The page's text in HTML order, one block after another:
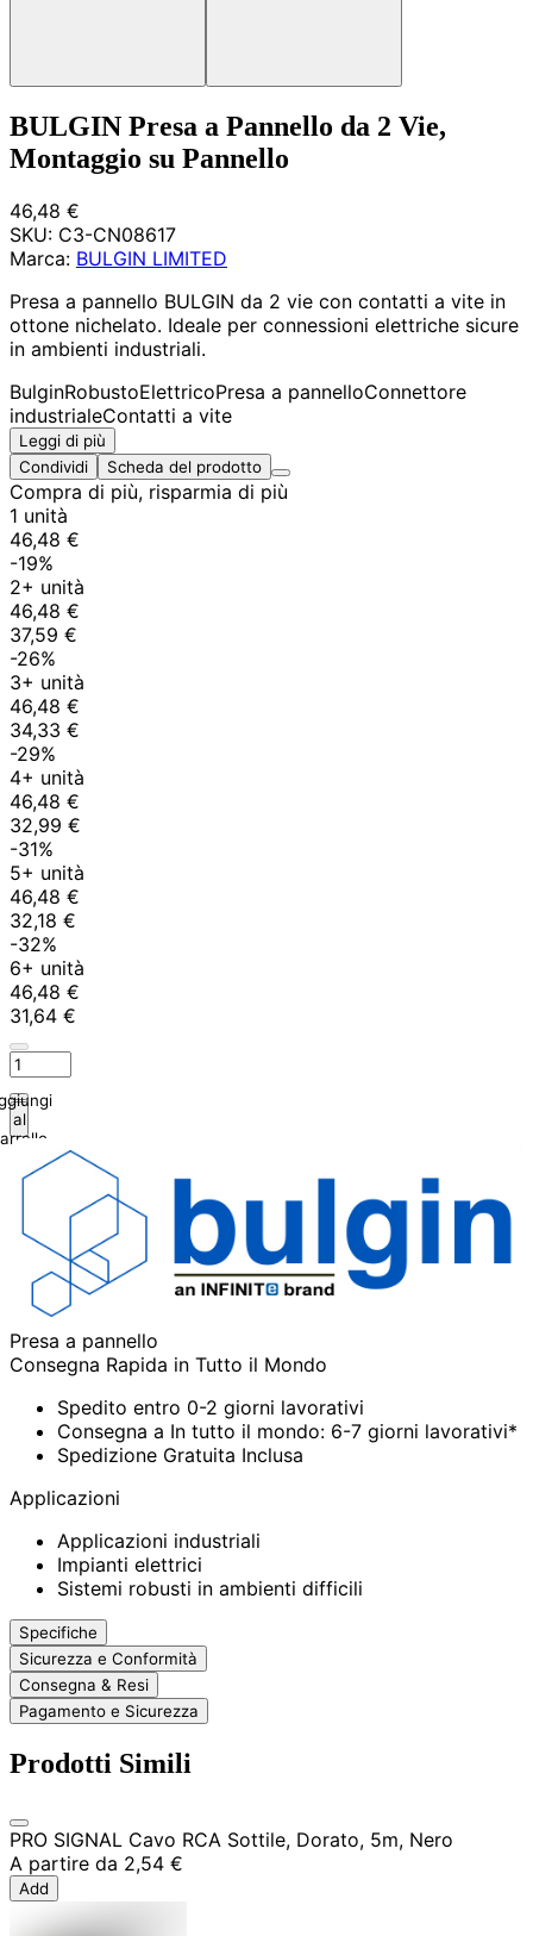
BULGIN Presa a Pannello da 2 Vie,
Montaggio su Pannello
46,48 €
SKU: C3-CN08617
Marca: BULGIN LIMITED
Presa a pannello BULGIN da 2 vie con contatti a vite in
ottone nichelato. Ideale per connessioni elettriche sicure
in ambienti industriali.
BulginRobustoElettricoPresa a pannelloConnettore
industrialeContatti a vite
Leggi di più
Condividi
Scheda del prodotto
Compra di più, risparmia di più
1 unità
46,48 €
-19%
2+ unità
46,48 €
37,59 €
-26%
3+ unità
46,48 €
34,33 €
-29%
4+ unità
46,48 €
32,99 €
-31%
5+ unità
46,48 €
32,18 €
-32%
6+ unità
46,48 €
31,64 €
al
Presa a pannello
Consegna Rapida in Tutto il Mondo
Spedito entro 0-2 giorni lavorativi
Consegna a In tutto il mondo: 6-7 giorni lavorativi*
Spedizione Gratuita Inclusa
Applicazioni
Applicazioni industriali
Impianti elettrici
Sistemi robusti in ambienti difficili
Specifiche
Sicurezza e Conformità
Consegna & Resi
Pagamento e Sicurezza
Prodotti Simili
PRO SIGNAL Cavo RCA Sottile, Dorato, 5m, Nero
A partire da 2,54 €
Add